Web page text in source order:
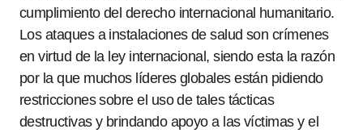
cumplimiento del derecho internacional humanitario.
Los ataques a instalaciones de salud son crímenes
en virtud de la ley internacional, siendo esta la razón
por la que muchos líderes globales están pidiendo
restricciones sobre el uso de tales tácticas
destructivas y brindando apoyo a las víctimas y el